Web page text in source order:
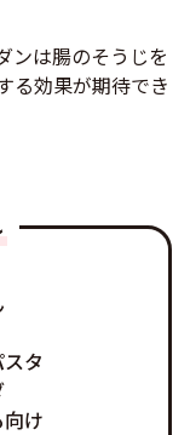
ンは腸のそうじを
る効果が期待でき
タ
け